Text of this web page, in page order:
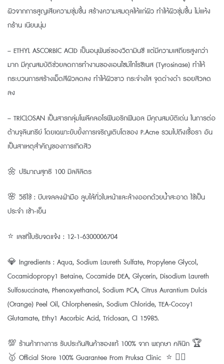
ผิวจากการสูญเสียความชุ่มชื้น สร้างความสมดุลให้แก่ผิว ทำให้ผิวชุ่มชื้น ไม่แห้ง
กร้าน เนียนนุ่ม
– ETHYL ASCORBIC ACID เป็นอนุพันธ์ของวิตามินซี แต่มีความเสถียรสูงกว่า
มาก มีคุณสมบัติช่วยลดการทำงานของเอนไซม์ไทโรซิเนส (Tyrosinase) ทำให้
กระบวนการสร้างเม็ดสีผิวลดลง ทำให้ผิวขาว กระจ่างใส จุดด่างดำ รอยสิวลด
ลง
– TRICLOSAN เป็นสารกลุ่มโพลีคลอโรฟีนอริกฟีนอล มีคุณสมบัติเด่น ในการต่อ
ต้านจุลินทรีย์ โดยเฉพาะยับยั้งการเจริญเติบโตของ P.Acne รวมไปถึงเชื้อรา อัน
เป็นสาเหตุสำคัญของการเกิดสิว
🌼 ปริมาณสุทธิ 100 มิลลิลิตร
🌸 วิธีใช้ : บีบเจลลงฝ่ามือ ลูบไล้ทั่วใบหน้าและล้างออกด้วยน้ำสะอาด ใช้เป็น
ประจำ เช้า-เย็น
⭐ เลขที่ใบรับจดแจ้ง : 12-1-6300006704
💎 Ingredients : Aqua, Sodium Laureth Sulfate, Propylene Glycol,
Cocamidopropy1 Betaine, Cocamide DEA, Glycerin, Disodium Laureth
Sulfosuccinate, Phenoxyethanol, Sodium PCA, Citrus Aurantium Dulcis
(Orange) Peel Oil, Chlorphenesin, Sodium Chloride, TEA-Cocoy1
Glutamate, Ethy1 Ascorbic Acid, Triclosan, CI 15985.
💯 ร้านค้าทางการ รับประกันสินค้าของแท้ 100% จาก พฤกษา คลินิก 🏆
🥇 Official Store 100% Guarantee From Pruksa Clinic ⭐️ 👨‍⚕️